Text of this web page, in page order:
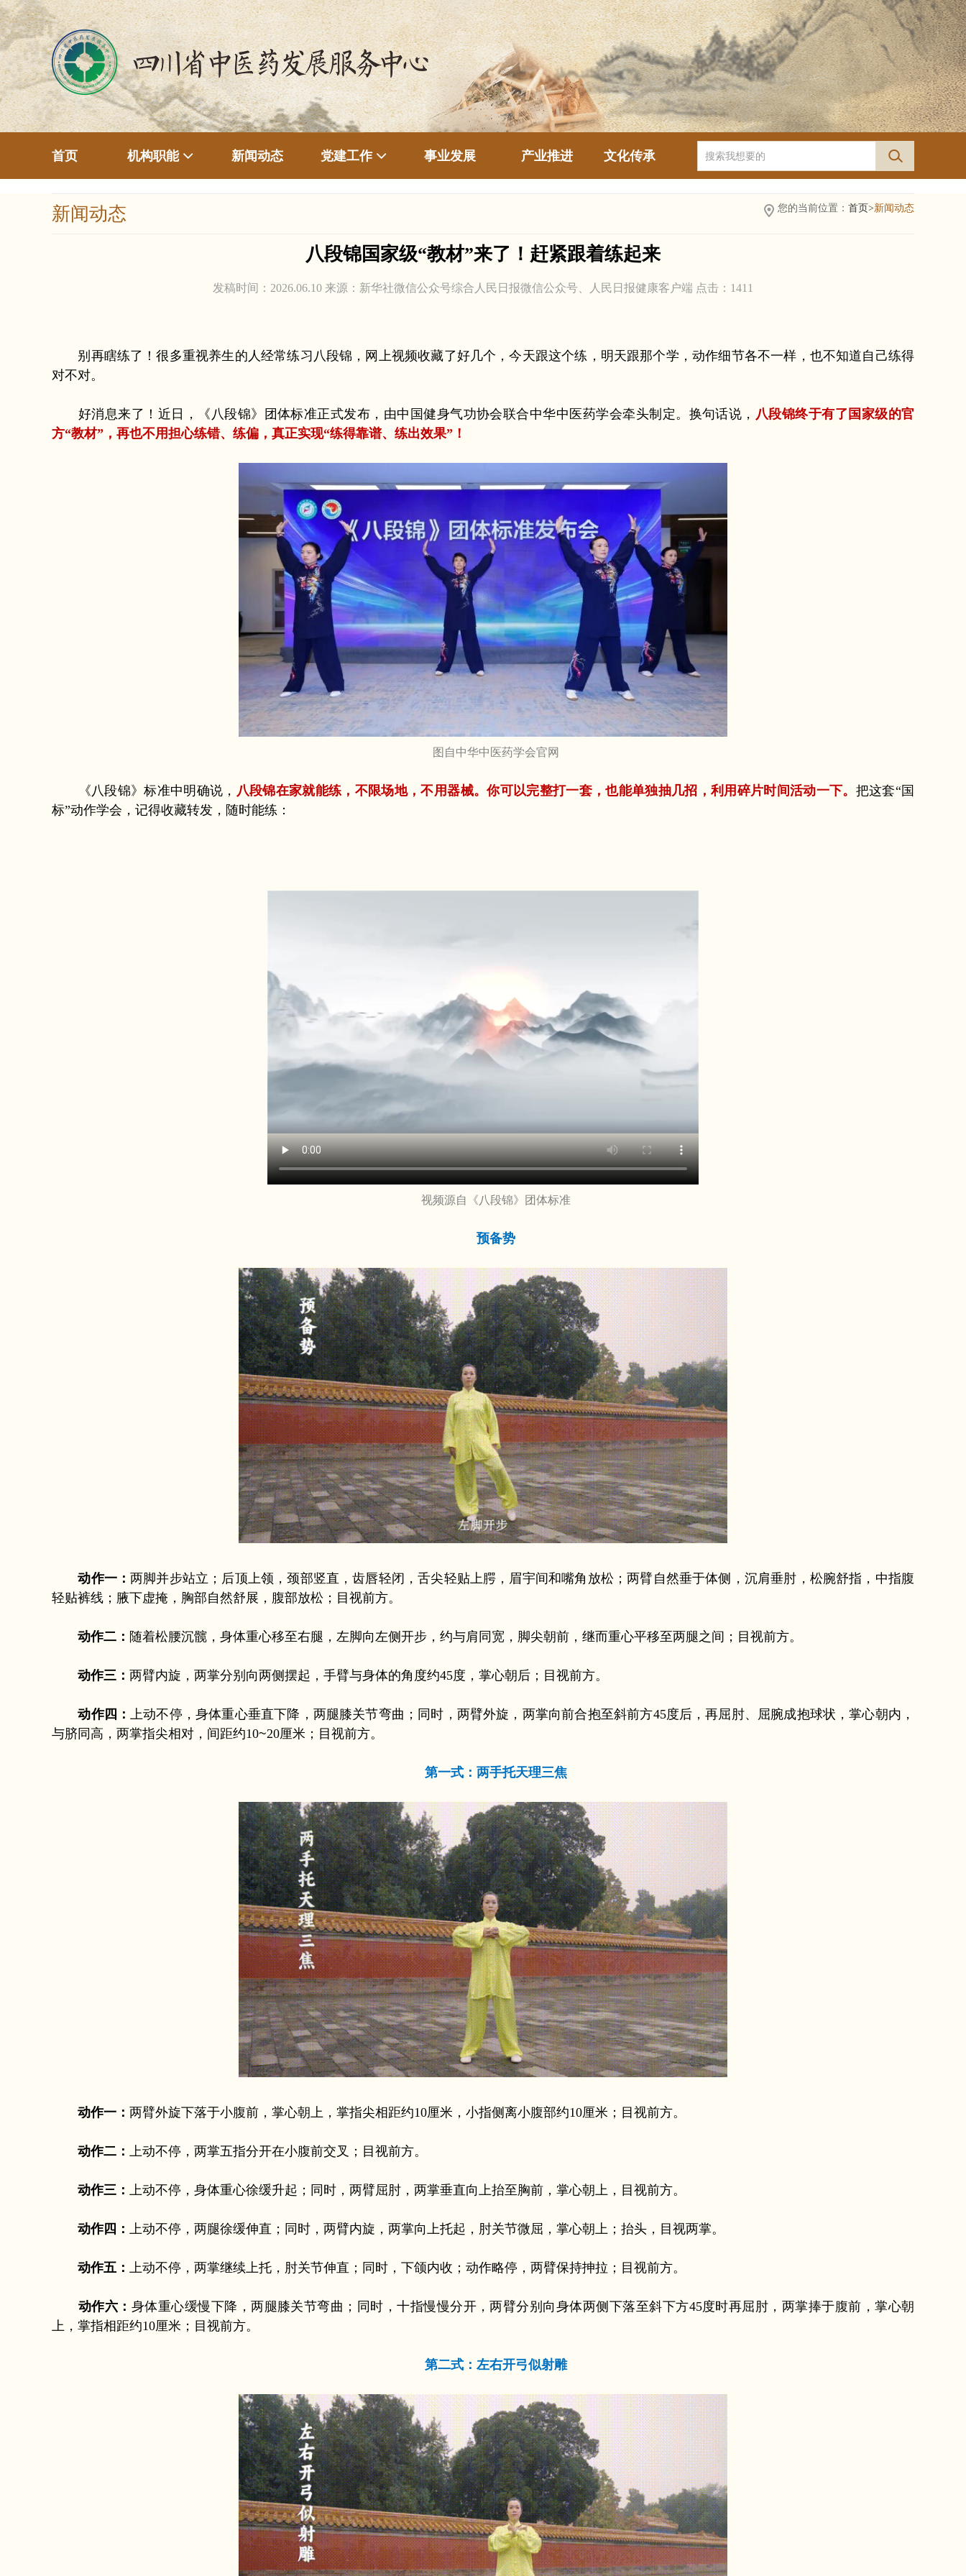
首页 机构职能 新闻动态 党建工作 事业发展 产业推进 文化传承
新闻动态 您的当前位置： 首页>新闻动态
八段锦国家级“教材”来了！赶紧跟着练起来
发稿时间：2026.06.10 来源：新华社微信公众号综合人民日报微信公众号、人民日报健康客户端 点击： 1411
别再瞎练了！很多重视养生的人经常练习八段锦，网上视频收藏了好几个，今天跟这个练，明天跟那个学，动作细节各不一样，也不知道自己练得
对不对。
好消息来了！近日，《八段锦》团体标准正式发布，由中国健身气功协会联合中华中医药学会牵头制定。换句话说， 八段锦终于有了国家级的官
方“教材”，再也不用担心练错、练偏，真正实现“练得靠谱、练出效果”！
图自中华中医药学会官网
《八段锦》标准中明确说， 八段锦在家就能练，不限场地，不用器械。你可以完整打一套，也能单独抽几招，利用碎片时间活动一下。 把这套“国
标”动作学会，记得收藏转发，随时能练：
视频源自《八段锦》团体标准
预备势
动作一：两脚并步站立；后顶上领，颈部竖直，齿唇轻闭，舌尖轻贴上腭，眉宇间和嘴角放松；两臂自然垂于体侧，沉肩垂肘，松腕舒指，中指腹
轻贴裤线；腋下虚掩，胸部自然舒展，腹部放松；目视前方。
动作二： 随着松腰沉髋，身体重心移至右腿，左脚向左侧开步，约与肩同宽，脚尖朝前，继而重心平移至两腿之间；目视前方。
动作三： 两臂内旋，两掌分别向两侧摆起，手臂与身体的角度约45度，掌心朝后；目视前方。
动作四：上动不停，身体重心垂直下降，两腿膝关节弯曲；同时，两臂外旋，两掌向前合抱至斜前方45度后，再屈肘、屈腕成抱球状，掌心朝内，
与脐同高，两掌指尖相对，间距约10~20厘米；目视前方。
第一式：两手托天理三焦
动作一： 两臂外旋下落于小腹前，掌心朝上，掌指尖相距约10厘米，小指侧离小腹部约10厘米；目视前方。
动作二： 上动不停，两掌五指分开在小腹前交叉；目视前方。
动作三： 上动不停，身体重心徐缓升起；同时，两臂屈肘，两掌垂直向上抬至胸前，掌心朝上，目视前方。
动作四： 上动不停，两腿徐缓伸直；同时，两臂内旋，两掌向上托起，肘关节微屈，掌心朝上；抬头，目视两掌。
动作五： 上动不停，两掌继续上托，肘关节伸直；同时，下颌内收；动作略停，两臂保持抻拉；目视前方。
动作六： 身体重心缓慢下降，两腿膝关节弯曲；同时，十指慢慢分开，两臂分别向身体两侧下落至斜下方45度时再屈肘，两掌捧于腹前，掌心朝
上，掌指相距约10厘米；目视前方。
第二式：左右开弓似射雕